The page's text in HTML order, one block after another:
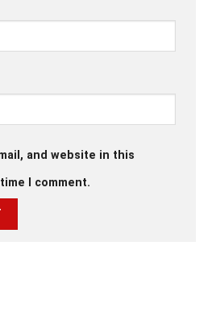
and website in this
I comment.